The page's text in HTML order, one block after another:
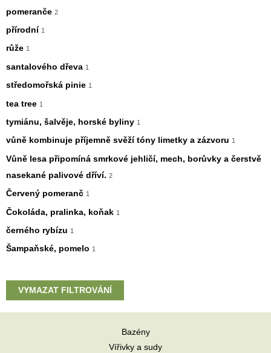
pomeranče 2
přírodní 1
růže 1
santalového dřeva 1
středomořská pinie 1
tea tree 1
tymiánu, šalvěje, horské byliny 1
vůně kombinuje příjemně svěží tóny limetky a zázvoru 1
Vůně lesa připomíná smrkové jehličí, mech, borůvky a čerstvě
nasekané palivové dříví. 2
Červený pomeranč 1
Čokoláda, pralinka, koňak 1
černého rybízu 1
Šampaňské, pomelo 1
VYMAZAT FILTROVÁNÍ
Bazény
Vířivky a sudy